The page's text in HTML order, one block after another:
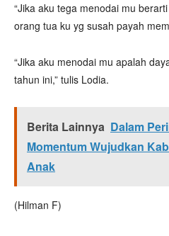
“Jika aku tega menodai mu
orang tua ku yg susah payah
“Jika aku menodai mu apalah
tahun ini,” tulis Lodia.
Berita Lainnya Dalam
Momentum Wujudkan
Anak
(Hilman F)